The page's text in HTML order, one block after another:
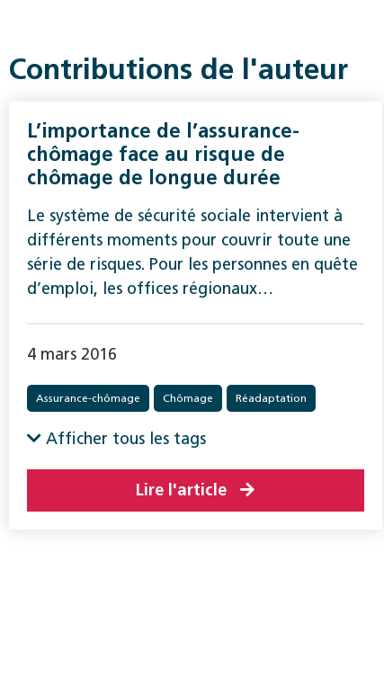
Contributions de l'auteur
L’importance de l’assurance-
chômage face au risque de
chômage de longue durée
Le système de sécurité sociale intervient à
différents moments pour couvrir toute une
série de risques. Pour les personnes en quête
d’emploi, les offices régionaux…
4 mars 2016
Assurance-chômage Chômage Réadaptation
Afficher tous les tags
Lire l'article